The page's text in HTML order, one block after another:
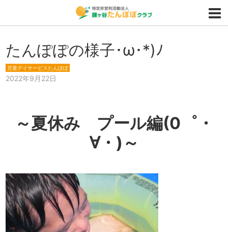
たんぽぽの様子･ω･*)ﾉ
児童デイサービスたんぽぽ
2022年9月22日
～夏休み プール編(0゜・
∀・)～